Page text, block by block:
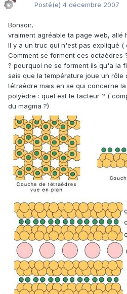
Posté(e) 4 décembre 2007
Bonsoir,
vraiment agréable ta page web, allé
Il y a un truc qui n'est pas expliqué (
Comment se forment ces octaèdres
? pourquoi ne se forment ils qu'a la
sais que la température joue un rôle
tétraèdre mais en se qui concerne
polyèdre : quel est le facteur ? (
du magma ?)